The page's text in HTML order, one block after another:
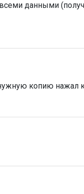
данными
копию нажал